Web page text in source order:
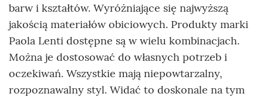
barw i kształtów. Wyróżniające się najwyższą
jakością materiałów obiciowych. Produkty marki
Paola Lenti dostępne są w wielu kombinacjach.
Można je dostosować do własnych potrzeb i
oczekiwań. Wszystkie mają niepowtarzalny,
rozpoznawalny styl. Widać to doskonale na tym